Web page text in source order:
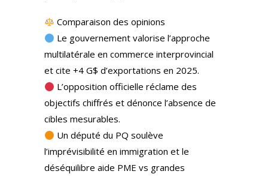
Comparaison des opinions
Le gouvernement valorise l’approche
multilatérale en commerce interprovincial
et cite +4 G$ d’exportations en 2025.
L’opposition officielle réclame des
objectifs chiffrés et dénonce l’absence de
cibles mesurables.
Un député du PQ soulève
l’imprévisibilité en immigration et le
déséquilibre aide PME vs grandes